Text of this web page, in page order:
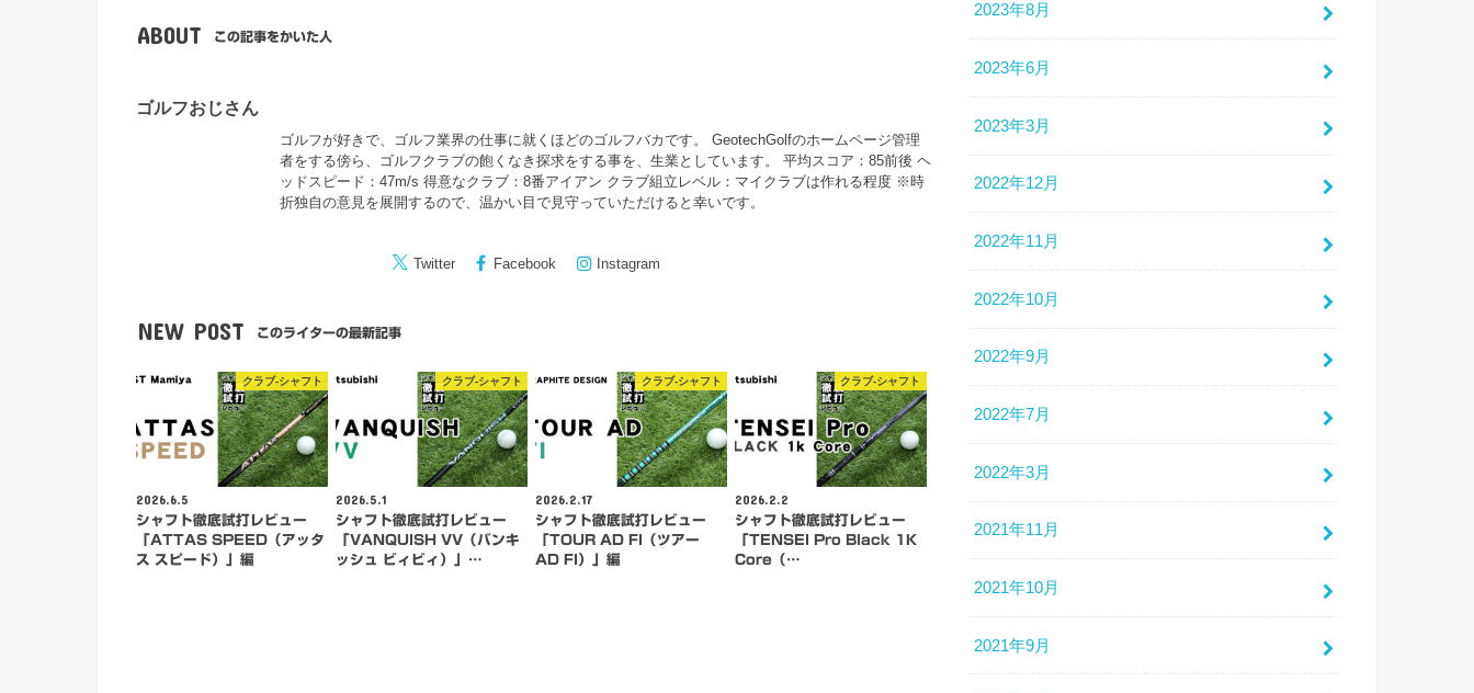
ABOUT この記事をかいた人
ゴルフおじさん
ゴルフが好きで、ゴルフ業界の仕事に就くほどのゴルフバカです。 GeotechGolfのホームページ管理
者をする傍ら、ゴルフクラブの飽くなき探求をする事を、生業としています。 平均スコア：85前後 ヘ
ッドスピード：47m/s 得意なクラブ：8番アイアン クラブ組立レベル：マイクラブは作れる程度 ※時
折独自の意見を展開するので、温かい目で見守っていただけると幸いです。
Twitter Facebook Instagram
NEW POST このライターの最新記事
クラブ-シャフト
2026.6.5
シャフト徹底試打レビュー
「ATTAS SPEED（アッタ
ス スピード）」編
クラブ-シャフト
2026.5.1
シャフト徹底試打レビュー
「VANQUISH VV（バンキ
ッシュ ビィビィ）」…
クラブ-シャフト
2026.2.17
シャフト徹底試打レビュー
「TOUR AD FI（ツアー
AD FI）」編
クラブ-シャフト
2026.2.2
シャフト徹底試打レビュー
「TENSEI Pro Black 1K
Core（…
2023年8月
2023年6月
2023年3月
2022年12月
2022年11月
2022年10月
2022年9月
2022年7月
2022年3月
2021年11月
2021年10月
2021年9月